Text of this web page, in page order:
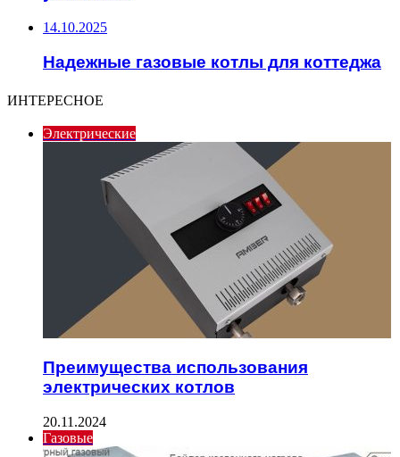
14.10.2025
Надежные газовые котлы для коттеджа
ИНТЕРЕСНОЕ
Электрические
Преимущества использования
электрических котлов
20.11.2024
Газовые